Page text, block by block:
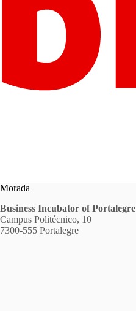
Morada
Business Incubator of Portalegre
Campus Politécnico, 10
7300-555 Portalegre